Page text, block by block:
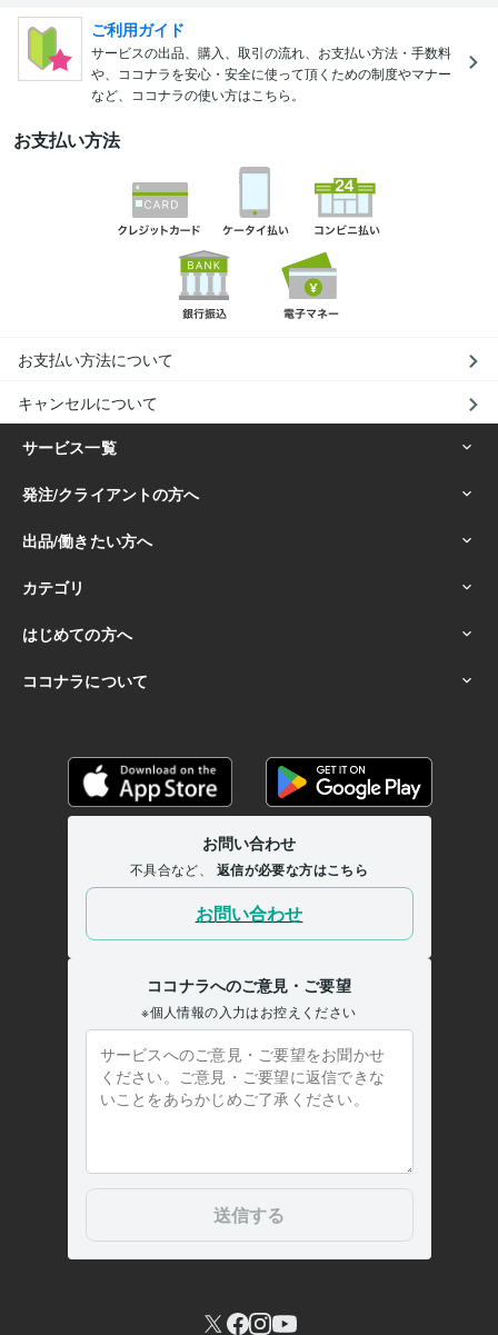
ご利用ガイド
サービスの出品、購入、取引の流れ、お支払い方法・手数料
や、ココナラを安心・安全に使って頂くための制度やマナー
など、ココナラの使い方はこちら。
お支払い方法
お支払い方法について
キャンセルについて